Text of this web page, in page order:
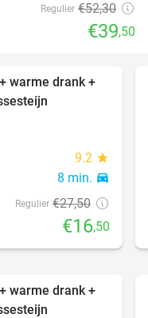
Regulier €52,30
€39,50
40%
warme drank +
9.2 star
8 min. directions_car
Regulier €27,50
€16,50
40%
warme drank +